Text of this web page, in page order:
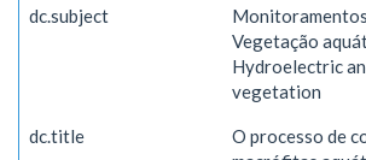
dc.subject
Vegetação
Hydroelectric
vegetation
dc.title
O processo de